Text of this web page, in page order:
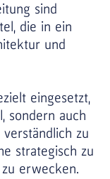
sind
die in ein
und
eingesetzt,
sondern auch
zu
strategisch zu
erwecken.